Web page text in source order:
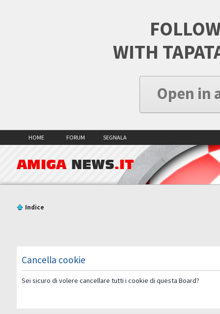
WITH
Open in
HOME FORUM SEGNALA
AMIGA NEWS.IT
Indice
Cancella cookie
Sei sicuro di volere cancellare tutti i cookie di questa Board?